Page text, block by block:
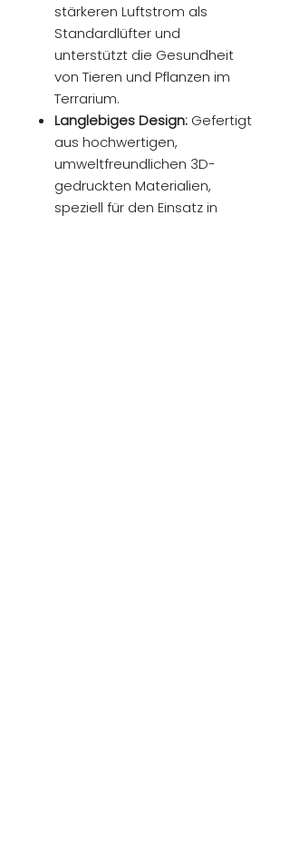
stärkeren Luftstrom als
Standardlüfter und
unterstützt die Gesundheit
von Tieren und Pflanzen im
Terrarium.
Langlebiges Design: Gefertigt
aus hochwertigen,
umweltfreundlichen 3D-
gedruckten Materialien,
speziell für den Einsatz in